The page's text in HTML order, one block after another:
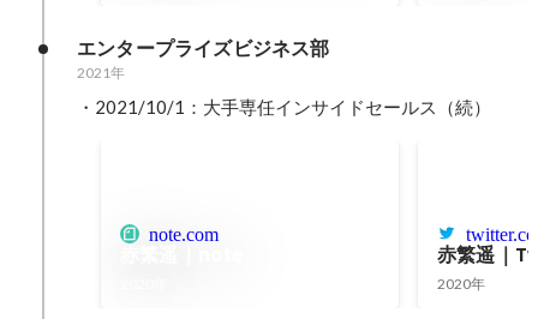
エンタープライズビジネス部
2021年
・2021/10/1：大手専任インサイドセールス（続）
note.com
赤繁遥｜
2020年